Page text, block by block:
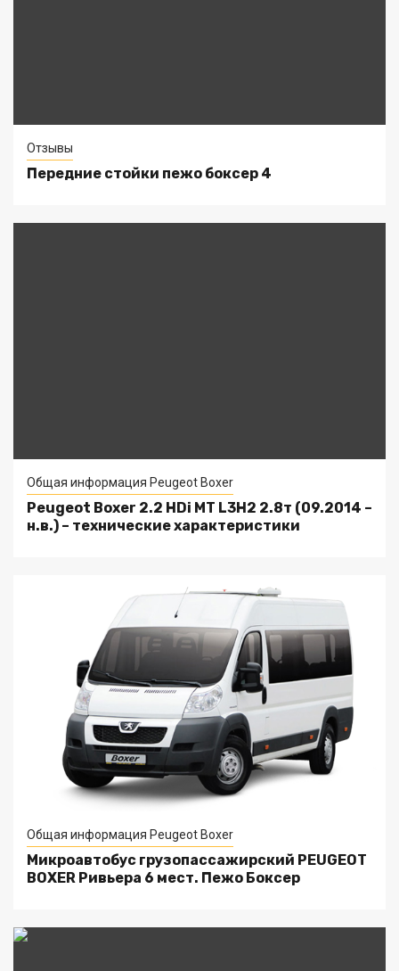
Отзывы
Передние стойки пежо боксер 4
Общая информация Peugeot Boxer
Peugeot Boxer 2.2 HDi MT L3H2 2.8т (09.2014 –
н.в.) – технические характеристики
Общая информация Peugeot Boxer
Микроавтобус грузопассажирский PEUGEOT
BOXER Ривьера 6 мест. Пежо Боксер